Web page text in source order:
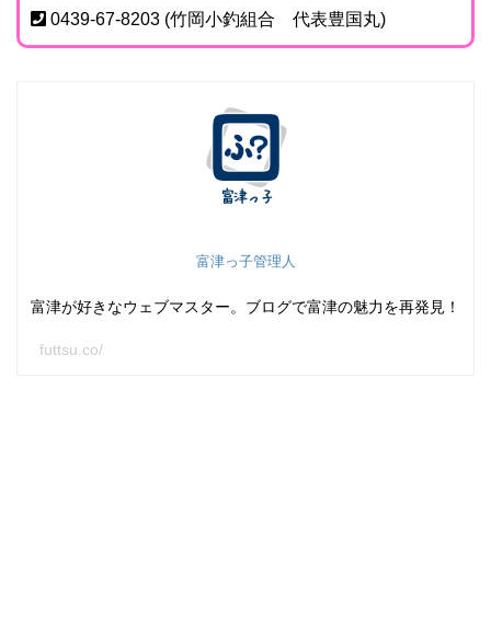
0439-67-8203 (竹岡小釣組合 代表豊国丸)
富津っ子管理人
富津が好きなウェブマスター。ブログで富津の魅力を再発見！
futtsu.co/